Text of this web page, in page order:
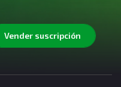
Vender suscripción